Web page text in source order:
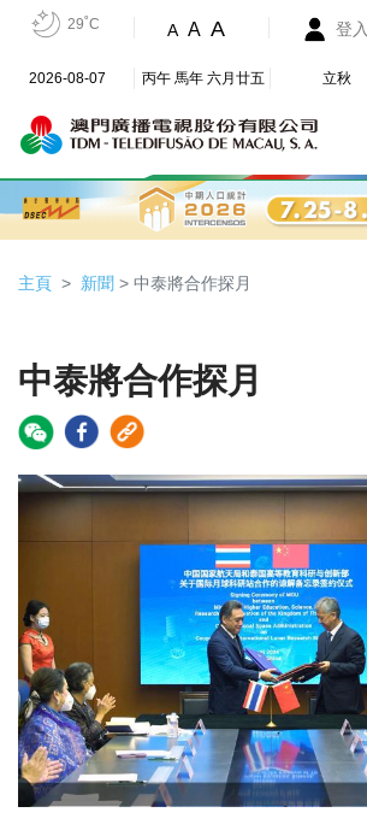
29˚C A A A 登入
2026-08-07 丙午 馬年 六月廿五 立秋
主頁 新聞 > 中泰將合作探月
中泰將合作探月